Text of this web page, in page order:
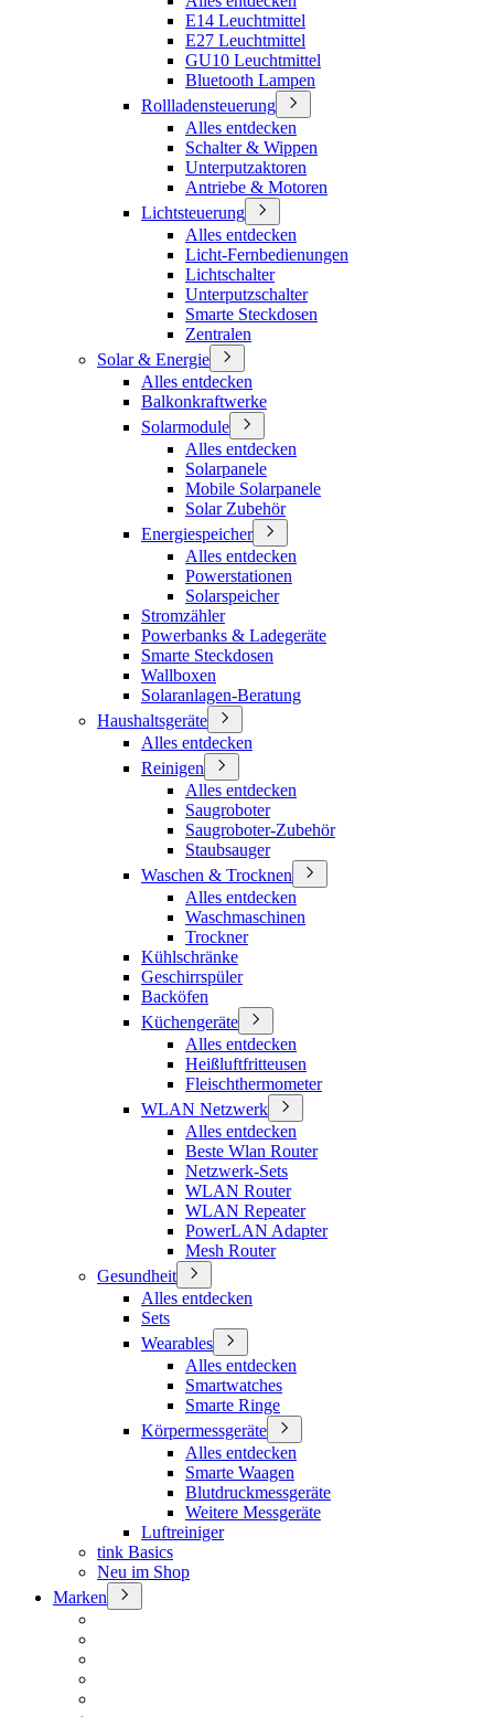
E14 Leuchtmittel
E27 Leuchtmittel
GU10 Leuchtmittel
Bluetooth Lampen
Rollladensteuerung
Alles entdecken
Schalter & Wippen
Unterputzaktoren
Antriebe & Motoren
Lichtsteuerung
Alles entdecken
Licht-Fernbedienungen
Lichtschalter
Unterputzschalter
Smarte Steckdosen
Zentralen
Solar & Energie
Alles entdecken
Balkonkraftwerke
Solarmodule
Alles entdecken
Solarpanele
Mobile Solarpanele
Solar Zubehör
Energiespeicher
Alles entdecken
Powerstationen
Solarspeicher
Stromzähler
Powerbanks & Ladegeräte
Smarte Steckdosen
Wallboxen
Solaranlagen-Beratung
Haushaltsgeräte
Alles entdecken
Reinigen
Alles entdecken
Saugroboter
Saugroboter-Zubehör
Staubsauger
Waschen & Trocknen
Alles entdecken
Waschmaschinen
Trockner
Kühlschränke
Geschirrspüler
Backöfen
Küchengeräte
Alles entdecken
Heißluftfritteusen
Fleischthermometer
WLAN Netzwerk
Alles entdecken
Beste Wlan Router
Netzwerk-Sets
WLAN Router
WLAN Repeater
PowerLAN Adapter
Mesh Router
Gesundheit
Alles entdecken
Sets
Wearables
Alles entdecken
Smartwatches
Smarte Ringe
Körpermessgeräte
Alles entdecken
Smarte Waagen
Blutdruckmessgeräte
Weitere Messgeräte
Luftreiniger
tink Basics
Neu im Shop
Marken